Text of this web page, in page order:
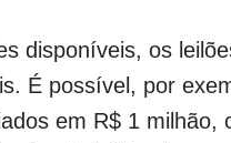
disponíveis, os
É possível, por
em R$ 1 milhão,